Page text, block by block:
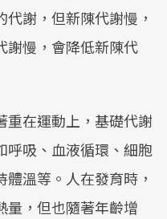
謝，但新陳代謝慢，
謝慢，會降低新陳代
重在運動上，基礎代謝
呼吸、血液循環、細胞
溫等。人在發育時，
量，但也隨著年齡增